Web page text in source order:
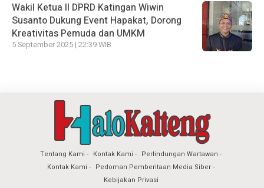
Wakil Ketua II DPRD Katingan Wiwin
Susanto Dukung Event Hapakat, Dorong
Kreativitas Pemuda dan UMKM
5 September 2025 | 22:39 WIB
Tentang Kami Kontak Kami
Perlindungan Wartawan
Kontak Kami
Pedoman Pemberitaan Media Siber
Kebijakan Privasi